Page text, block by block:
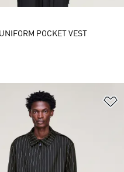
POCKET VEST